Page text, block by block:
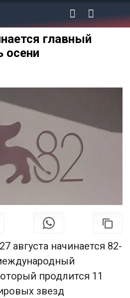
главный
осени
августа начинается 82-
продлится 11
звезд